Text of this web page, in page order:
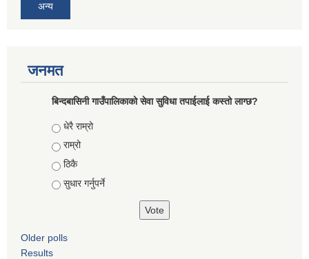
अन्य
जनमत
बिन्दबासिनी गाउँपालिकाको सेवा सुविधा तपाईलाई कस्तो लाग्छ?
Choices
धेरै राम्रो
राम्रो
ठिकै
सुधार गर्नुपर्ने
Older polls
Results